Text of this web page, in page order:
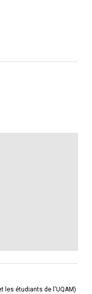
les étudiants de l'UQAM)